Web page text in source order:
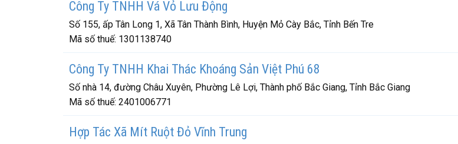
Công Ty TNHH Vá Vỏ Lưu Động
Số 155, ấp Tân Long 1, Xã Tân Thành Bình, Huyện Mỏ Cày Bắc, Tỉnh Bến Tre
Mã số thuế: 1301138740
Công Ty TNHH Khai Thác Khoáng Sản Việt Phú 68
Số nhà 14, đường Châu Xuyên, Phường Lê Lợi, Thành phố Bắc Giang, Tỉnh Bắc Giang
Mã số thuế: 2401006771
Hợp Tác Xã Mít Ruột Đỏ Vĩnh Trung